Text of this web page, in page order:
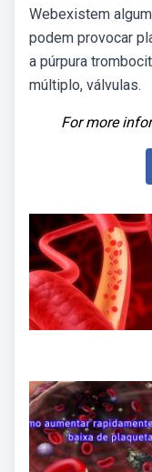
Webexistem
podem provocar
a púrpura
múltiplo, válvulas.
For more